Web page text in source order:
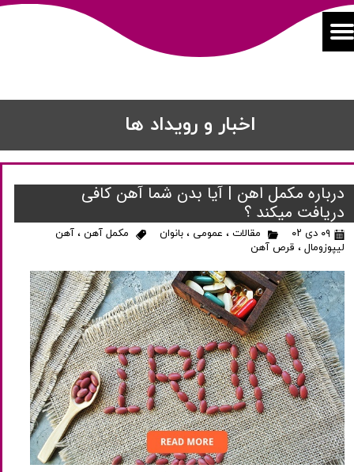
اخبار و رویداد ها
درباره مکمل اهن | آیا بدن شما آهن کافی
دریافت میکند ؟
۰۹ دی ۰۲ مقالات ، عمومی ، بانوان مکمل آهن ، آهن
لیپوزومال ، قرص آهن